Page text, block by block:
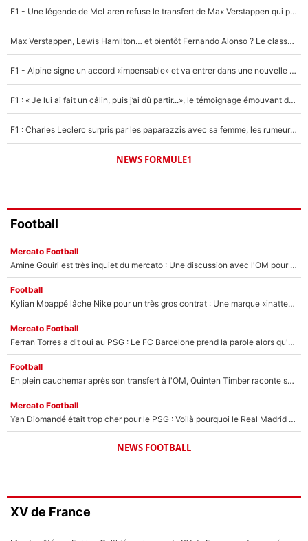
Un autre joueur
5%
F1 - Une légende de McLaren refuse le transfert de Max Verstappen qui pourrait «faire des vagues» et plomber l'ambiance dans l'équipe
Max Verstappen, Lewis Hamilton… et bientôt Fernando Alonso ? Le classement des pilotes les mieux payés en Formule 1 risque de changer !
F1 - Alpine signe un accord «impensable» et va entrer dans une nouvelle dimension : Grande nouvelle pour Pierre Gasly !
F1 : « Je lui ai fait un câlin, puis j’ai dû partir...», le témoignage émouvant de Max Verstappen sur sa fille
F1 : Charles Leclerc surpris par les paparazzis avec sa femme, les rumeurs étaient vraies !
NEWS FORMULE1
Football
Mercato Football
Amine Gouiri est très inquiet du mercato : Une discussion avec l'OM pour acter son transfert !
Football
Kylian Mbappé lâche Nike pour un très gros contrat : Une marque «inattendue» va frapper très fort
Mercato Football
Ferran Torres a dit oui au PSG : Le FC Barcelone prend la parole alors qu'un transfert de l'attaquant espagnol prend forme
Football
En plein cauchemar après son transfert à l'OM, Quinten Timber raconte ses doutes après sa signature à Marseille
Mercato Football
Yan Diomandé était trop cher pour le PSG : Voilà pourquoi le Real Madrid a accepté de payer la somme record de 140M€ pour boucler son transfert !
NEWS FOOTBALL
XV de France